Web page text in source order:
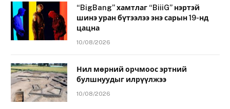
“BigBang” хамтлаг “BiiiG” нэртэй
шинэ уран бүтээлээ энэ сарын 19-нд
цацна
10/08/2026
Нил мөрний орчмоос эртний
булшнуудыг илрүүлжээ
10/08/2026